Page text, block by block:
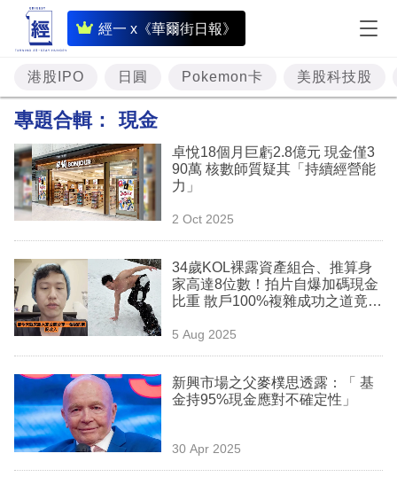
經一 x《華爾街日報》
即
時
財
經
題
投
資
樓
市
理
商
業
科
技
港股IPO 日圓 Pokemon卡 美股科技股
專題合輯： 現金
卓悅18個月巨虧2.8億元 現金僅3
90萬 核數師質疑其「持續經營能
力」
2 Oct 2025
34歲KOL裸露資產組合、推算身
家高達8位數！拍片自爆加碼現金
比重 散戶100%複雜成功之道竟
5 Aug 2025
新興市場之父麥樸思透露：「 基
金持95%現金應對不確定性」
30 Apr 2025